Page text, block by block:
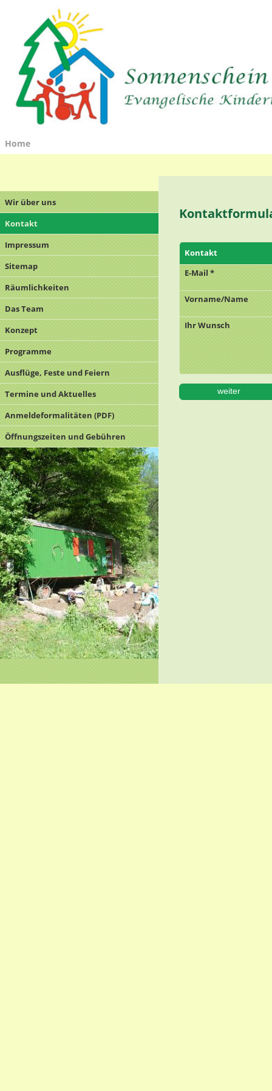
Home
Wir über uns
Kontakt
Impressum
Sitemap
Räumlichkeiten
Das Team
Konzept
Programme
Ausflüge, Feste und Feiern
Termine und Aktuelles
Anmeldeformalitäten (PDF)
Öffnungszeiten und Gebühren
Kontakt
E-Mail *
Vorname/Name
Ihr Wunsch